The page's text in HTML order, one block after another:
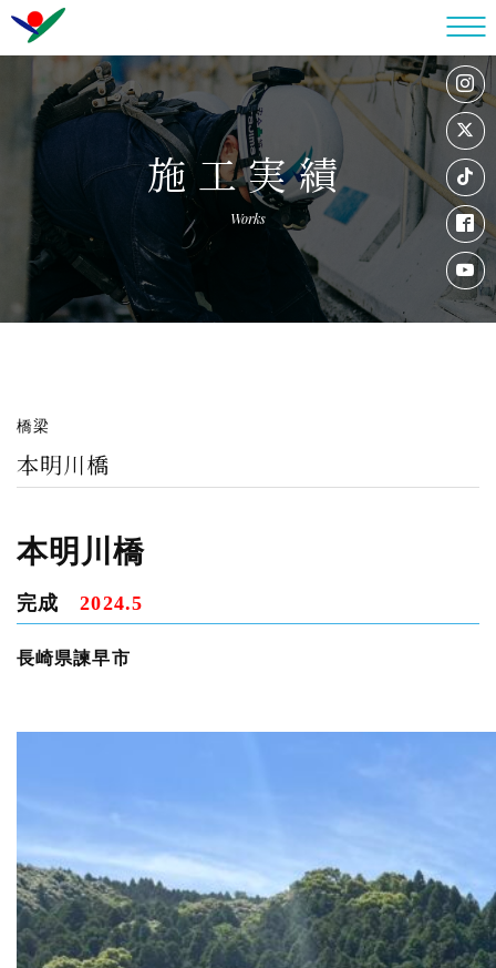
施工実績
Works
橋梁
本明川橋
本明川橋
完成2024.5
長崎県諫早市